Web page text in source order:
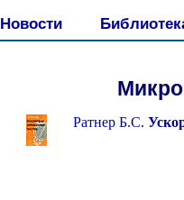
Новости
Ратнер Б.С.